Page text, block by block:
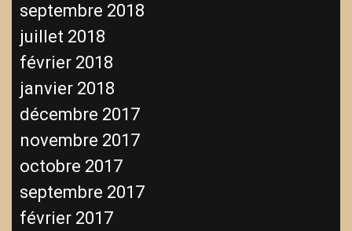
septembre 2018
juillet 2018
février 2018
janvier 2018
décembre 2017
novembre 2017
octobre 2017
septembre 2017
février 2017